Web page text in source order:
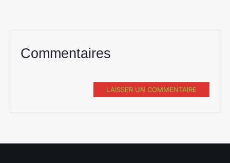
Commentaires
LAISSER UN COMMENTAIRE